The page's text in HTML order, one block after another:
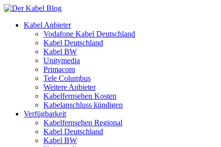
Kabel Anbieter
Vodafone Kabel Deutschland
Kabel Deutschland
Kabel BW
Unitymedia
Primacom
Tele Columbus
Weitere Anbieter
Kabelfernsehen Kosten
Kabelanschluss kündigen
Verfügbarkeit
Kabelfernsehen Regional
Kabel Deutschland
Kabel BW